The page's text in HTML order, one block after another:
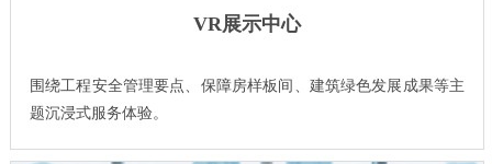
VR展示中心
围绕工程安全管理要点、保障房样板间、建筑绿色发展成果等主
题沉浸式服务体验。